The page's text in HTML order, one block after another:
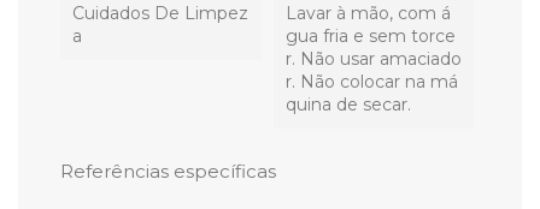
Cuidados De Limpez
A
Lavar à mão, com á
gua fria e sem torce
r. Não usar amaciado
r. Não colocar na má
quina de secar.
Referências específicas